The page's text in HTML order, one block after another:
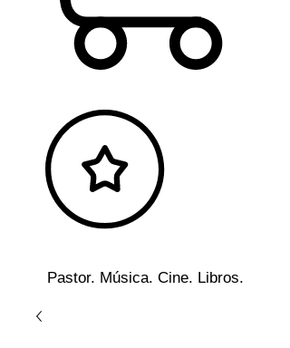
Pastor. Música. Cine. Libros.